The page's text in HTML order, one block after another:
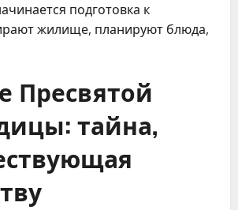
подготовка к
жилище, планируют блюда,
Пресвятой
тайна,